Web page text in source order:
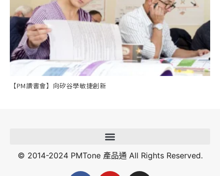
【PM讀書會】向矽谷學敏捷創新
© 2014-2024 PMTone 產品通 All Rights Reserved.